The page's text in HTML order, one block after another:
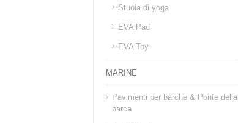
Stuoia di yoga
EVA Pad
EVA Toy
MARINE
Pavimenti per barche & Ponte della
barca